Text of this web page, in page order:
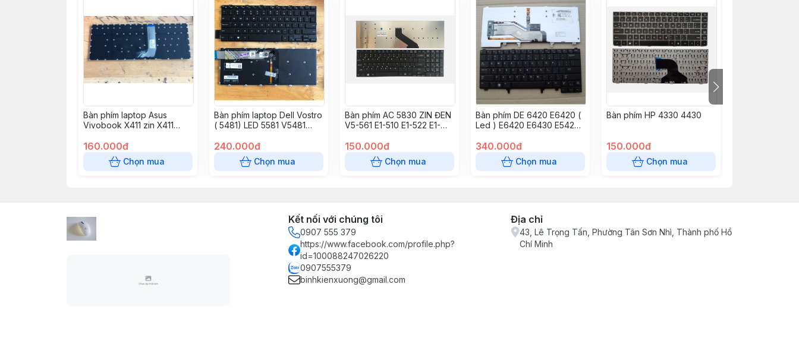
Bàn phím laptop Asus
Vivobook X411 zin X411
S410 S410U S410UA X410
X410U, S4000 S4100
S4200 – X411
160.000đ
Chọn mua
Bàn phím laptop Dell Vostro
( 5481) LED 5581 V5481
(5481) 5482 5485 5488
5491 5580 5581 5591 7386
7586, Latitude 3400 3310
240.000đ
Chọn mua
Bàn phím AC 5830 ZIN ĐEN
V5-561 E1-510 E1-522 E1-
E1-771
150.000đ
Chọn mua
Bàn phím DE 6420 E6420 (
Led ) E6420 E6430 E5420
340.000đ
Chọn mua
Bàn phím HP 4330 4430
150.000đ
Chọn mua
Kết nối với chúng tôi
0907 555 379
https://www.facebook.com/profile.php?
id=100088247026220
0907555379
binhkienxuong@gmail.com
Địa chỉ
43, Lê Trọng Tấn, Phường Tân Sơn Nhì, Thành phố Hồ
Chí Minh